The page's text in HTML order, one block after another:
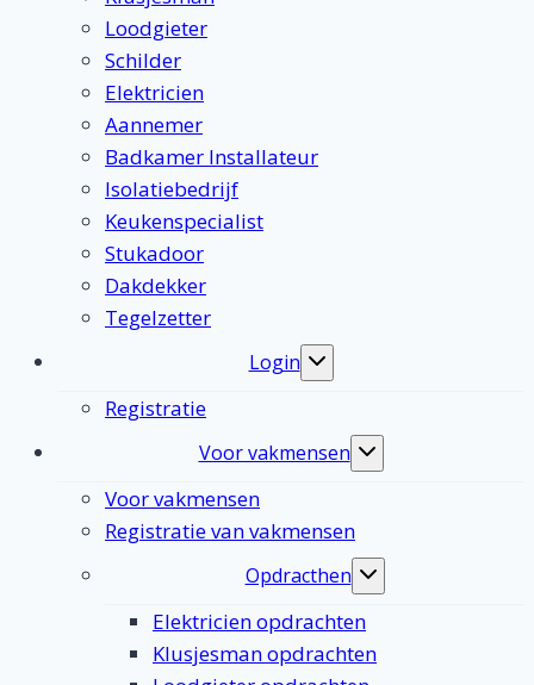
Loodgieter
Schilder
Elektricien
Aannemer
Badkamer Installateur
Isolatiebedrijf
Keukenspecialist
Stukadoor
Dakdekker
Tegelzetter
Login
Toggle
Registratie
Voor vakmensen
Toggle
Voor vakmensen
Registratie van vakmensen
Opdracthen
Toggle
Elektricien opdrachten
Klusjesman opdrachten